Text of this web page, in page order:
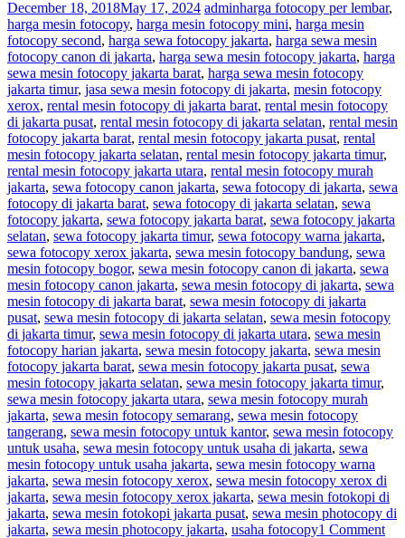
December 18, 2018May 17, 2024 adminharga fotocopy per lembar,
harga mesin fotocopy, harga mesin fotocopy mini, harga mesin
fotocopy second, harga sewa fotocopy jakarta, harga sewa mesin
fotocopy canon di jakarta, harga sewa mesin fotocopy jakarta, harga
sewa mesin fotocopy jakarta barat, harga sewa mesin fotocopy
jakarta timur, jasa sewa mesin fotocopy di jakarta, mesin fotocopy
xerox, rental mesin fotocopy di jakarta barat, rental mesin fotocopy
di jakarta pusat, rental mesin fotocopy di jakarta selatan, rental mesin
fotocopy jakarta barat, rental mesin fotocopy jakarta pusat, rental
mesin fotocopy jakarta selatan, rental mesin fotocopy jakarta timur,
rental mesin fotocopy jakarta utara, rental mesin fotocopy murah
jakarta, sewa fotocopy canon jakarta, sewa fotocopy di jakarta, sewa
fotocopy di jakarta barat, sewa fotocopy di jakarta selatan, sewa
fotocopy jakarta, sewa fotocopy jakarta barat, sewa fotocopy jakarta
selatan, sewa fotocopy jakarta timur, sewa fotocopy warna jakarta,
sewa fotocopy xerox jakarta, sewa mesin fotocopy bandung, sewa
mesin fotocopy bogor, sewa mesin fotocopy canon di jakarta, sewa
mesin fotocopy canon jakarta, sewa mesin fotocopy di jakarta, sewa
mesin fotocopy di jakarta barat, sewa mesin fotocopy di jakarta
pusat, sewa mesin fotocopy di jakarta selatan, sewa mesin fotocopy
di jakarta timur, sewa mesin fotocopy di jakarta utara, sewa mesin
fotocopy harian jakarta, sewa mesin fotocopy jakarta, sewa mesin
fotocopy jakarta barat, sewa mesin fotocopy jakarta pusat, sewa
mesin fotocopy jakarta selatan, sewa mesin fotocopy jakarta timur,
sewa mesin fotocopy jakarta utara, sewa mesin fotocopy murah
jakarta, sewa mesin fotocopy semarang, sewa mesin fotocopy
tangerang, sewa mesin fotocopy untuk kantor, sewa mesin fotocopy
untuk usaha, sewa mesin fotocopy untuk usaha di jakarta, sewa
mesin fotocopy untuk usaha jakarta, sewa mesin fotocopy warna
jakarta, sewa mesin fotocopy xerox, sewa mesin fotocopy xerox di
jakarta, sewa mesin fotocopy xerox jakarta, sewa mesin fotokopi di
jakarta, sewa mesin fotokopi jakarta pusat, sewa mesin photocopy di
jakarta, sewa mesin photocopy jakarta, usaha fotocopy1 Comment